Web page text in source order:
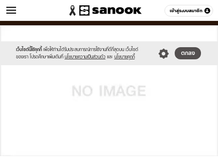
เข้าสู่ระบบสมาชิก
ข่าว หมวดอื่นๆ
เว็บไซต์นี้ใช้คุกกี้ เพื่อให้ท่านได้รับประสบการณ์การใช้งานที่ดีที่สุดบน เว็บไซต์
ของเรา โปรดศึกษาเพิ่มเติมที่ นโยบายความเป็นส่วนตัว และ นโยบายคุกกี้
ตกลง
sanook.png
image.jpg